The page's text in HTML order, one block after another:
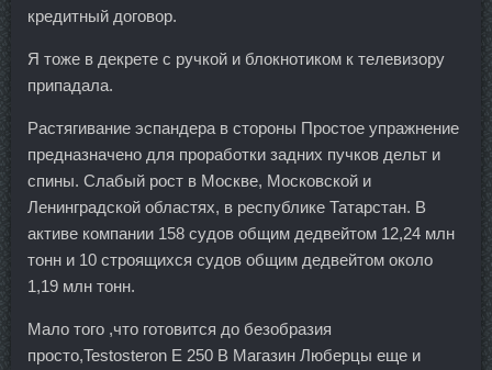
кредитный договор.
Я тоже в декрете с ручкой и блокнотиком к телевизору
припадала.
Растягивание эспандера в стороны Простое упражнение
предназначено для проработки задних пучков дельт и
спины. Слабый рост в Москве, Московской и
Ленинградской областях, в республике Татарстан. В
активе компании 158 судов общим дедвейтом 12,24 млн
тонн и 10 строящихся судов общим дедвейтом около
1,19 млн тонн.
Мало того ,что готовится до безобразия
просто,Testosteron E 250 В Магазин Люберцы еще и